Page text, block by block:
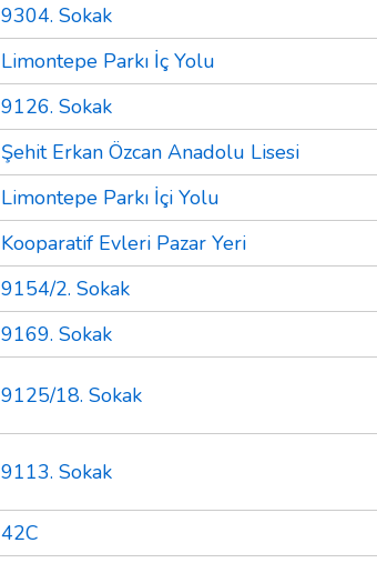
9304. Sokak
Limontepe Parkı İç Yolu
9126. Sokak
Şehit Erkan Özcan Anadolu Lisesi
Limontepe Parkı İçi Yolu
Kooparatif Evleri Pazar Yeri
9154/2. Sokak
9169. Sokak
9125/18. Sokak
9113. Sokak
42C